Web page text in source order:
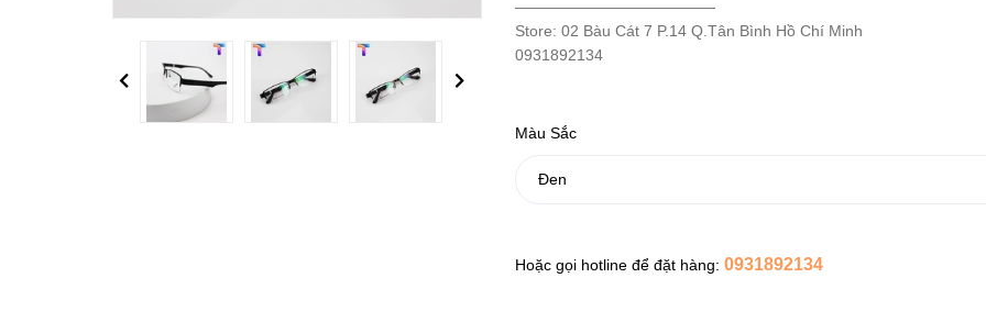
Previous Next
—————————————
Store: 02 Bàu Cát 7 P.14 Q.Tân Bình Hồ Chí Minh
0931892134
Màu Sắc
Hoặc gọi hotline để đặt hàng: 0931892134